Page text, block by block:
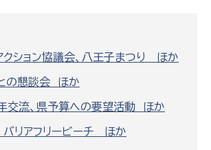
クション協議会、八王子まつり ほか
の懇談会 ほか
交流、県予算への要望活動 ほか
バリアフリービーチ ほか